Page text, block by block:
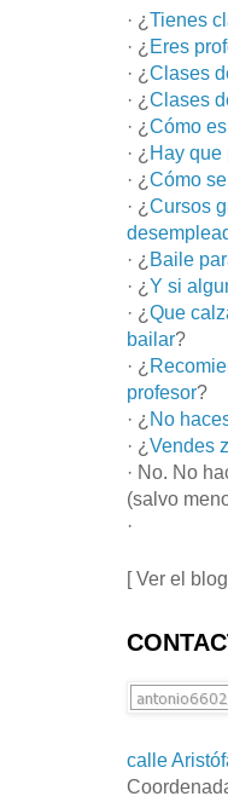
· ¿ Tienes
· ¿ Eres
· ¿ Clases
· ¿ Clases
· ¿ Cómo
· ¿ Hay que
· ¿ Cómo
· ¿ Cursos
· ¿ Baile
· ¿ Y si
· ¿ Que
bailar?
· ¿
profesor?
· ¿ No
· ¿ Vendes
· No. No
(salvo
·
[ Ver el
calle